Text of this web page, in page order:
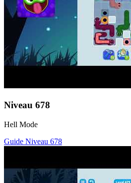
Niveau 678
Hell Mode
Guide Niveau 678